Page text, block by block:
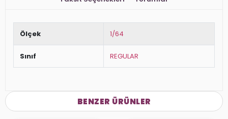
Ölçek 1/64
Sınıf REGULAR
BENZER ÜRÜNLER